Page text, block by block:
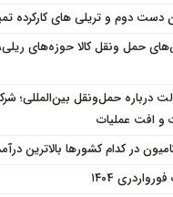
دوم و تریلی‌ های کارکرده تمیز در
حمل ونقل کالا حوزه‌های
درباره حمل‌ونقل بین‌المللی؛
و افت عملیات
در کدام کشورها بالاترین
۱۴۰4